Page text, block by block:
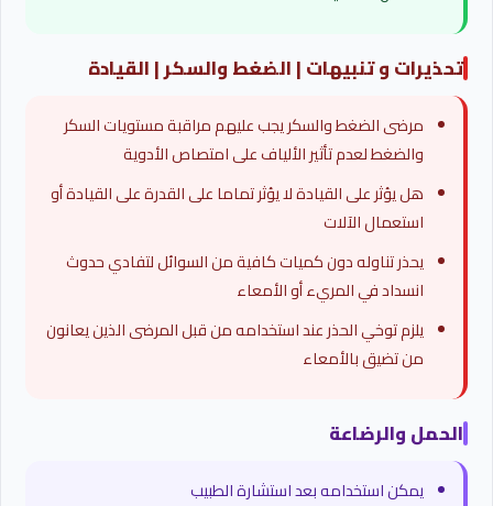
تحذيرات و تنبيهات | الضغط والسكر | القيادة
مرضى الضغط والسكر يجب عليهم مراقبة مستويات السكر
والضغط لعدم تأثير الألياف على امتصاص الأدوية
هل يؤثر على القيادة لا يؤثر تماما على القدرة على القيادة أو
استعمال الآلات
يحذر تناوله دون كميات كافية من السوائل لتفادي حدوث
انسداد في المريء أو الأمعاء
يلزم توخي الحذر عند استخدامه من قبل المرضى الذين يعانون
من تضيق بالأمعاء
الحمل والرضاعة
يمكن استخدامه بعد استشارة الطبيب